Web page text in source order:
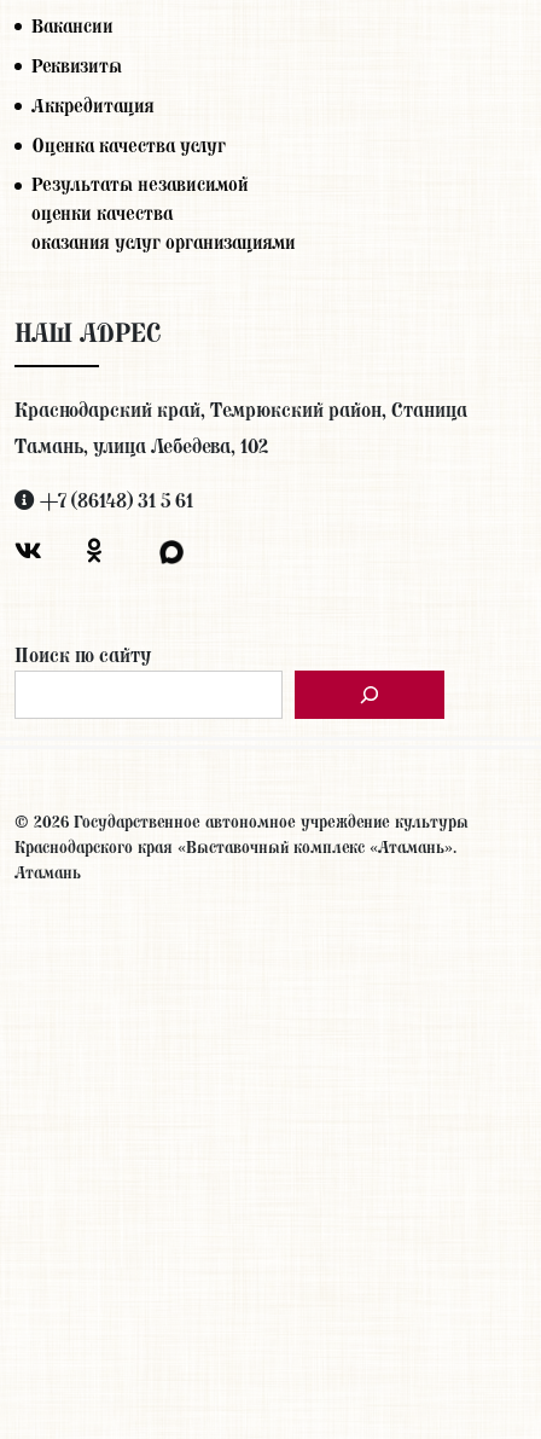
Вакансии
Реквизиты
Аккредитация
Оценка качества услуг
Результаты независимой
оценки качества
оказания услуг организациями
НАШ АДРЕС
Краснодарский край, Темрюкский район, Станица
Тамань, улица Лебедева, 102
+7 (86148) 31 5 61
Поиск по сайту
© 2026 Государственное автономное учреждение культуры
Краснодарского края «Выставочный комплекс «Атамань».
Атамань